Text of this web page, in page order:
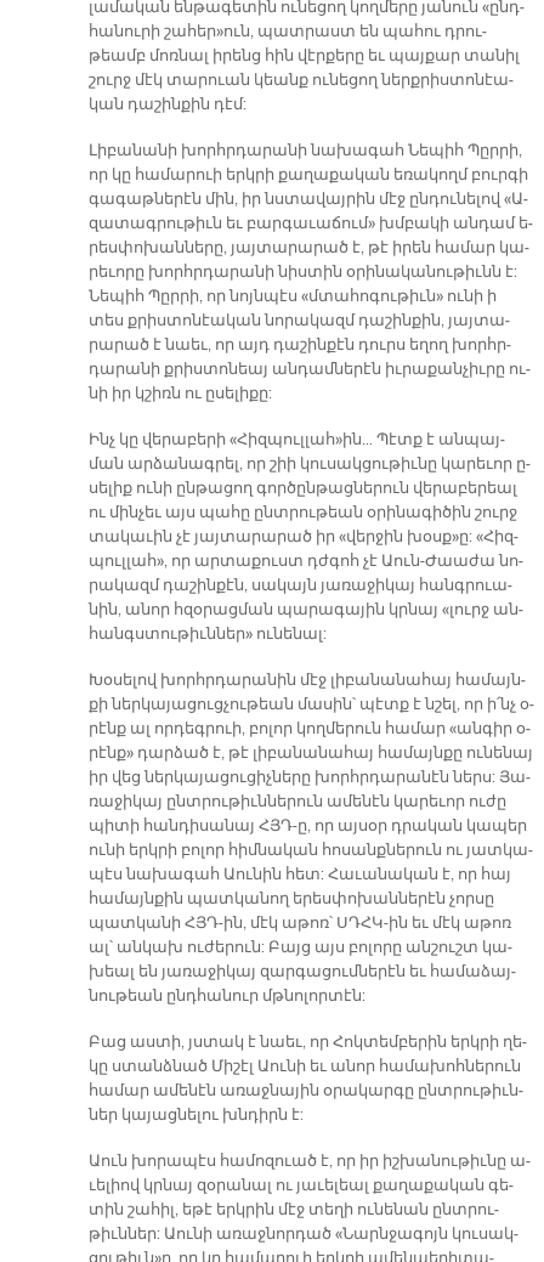
լա­մա­կան են­թա­գե­տին ու­նե­ցող կող­մե­րը յա­նուն «ընդ­
հա­նու­րի շա­հե­ր­»ուն, պատ­րաստ են պա­հու դրու­
թեամբ մոռ­նալ ի­րենց հին վէր­քե­րը եւ պայ­քար տա­նիլ
շուրջ մէկ տա­րուան կեանք ու­նե­ցող ներք­րիս­տո­նէա­
կան դա­շին­քին դէմ:
Լի­բա­նա­նի խորհր­դա­րա­նի նա­խա­գահ Նե­պիհ Պըր­րի,
որ կը հա­մա­րուի երկ­րի քա­ղա­քա­կան ե­ռա­կողմ բուր­գի
գա­գաթ­նե­րէն մին, իր նստա­վայ­րին մէջ ըն­դու­նե­լով «Ա­
զա­տագ­րու­թիւն եւ բար­գա­ւա­ճու­մ» խմբա­կի ան­դամ ե­
րես­փո­խան­նե­րը, յայ­տա­րա­րած է, թէ ի­րեն հա­մար կա­
րե­ւո­րը խորհր­դա­րա­նի նիս­տին օ­րի­նա­կա­նու­թիւնն է:
Նեպիհ Պըր­րի, որ նոյն­պէս «մտա­հո­գու­թիւ­ն» ու­նի ի
տես քրիս­տո­նէա­կան նո­րա­կազմ դա­շին­քին, յայ­տա­
րա­րած է նաեւ, որ այդ դա­շին­քէն դուրս ե­ղող խորհր­
դա­րա­նի քրիս­տո­նեայ ան­դամ­նե­րէն իւ­րա­քան­չիւ­րը ու­
նի իր կշիռն ու ը­սե­լի­քը:
Ինչ կը վե­րա­բե­րի «Հիզ­պուլ­լա­հ­»ին… Պէտք է ան­պայ­
ման ար­ձա­նագ­րել, որ շիի կու­սակ­ցու­թիւ­նը կա­րե­ւոր ը­
սե­լիք ու­նի ըն­թա­ցող գոր­ծըն­թաց­նե­րուն վե­րա­բե­րեալ
ու մին­չեւ այս պա­հը ընտ­րու­թեան օ­րի­նա­գի­ծին շուրջ
տա­կա­ւին չէ յայ­տա­րա­րած իր «վեր­ջին խօս­ք­»ը: «Հիզ­
պուլ­լա­հ», որ ար­տա­քուստ դժգոհ չէ Աուն-Ժաա­ժա նո­
րա­կազմ դա­շին­քէն, սա­կայն յա­ռա­ջի­կայ հանգ­րուա­
նին, ա­նոր հզօ­րաց­ման պա­րա­գա­յին կրնայ «լուրջ ան­
հանգս­տու­թիւն­նե­ր» ու­նե­նալ:
Խօ­սե­լով խորհր­դա­րա­նին մէջ լի­բա­նա­նա­հայ հա­մայն­
քի ներ­կա­յա­ցուց­չու­թեան մա­սին՝ պէտք է նշել, որ ի՛նչ օ­
րէնք ալ որ­դեգ­րուի, բո­լոր կող­մե­րուն հա­մար «ան­գիր օ­
րէն­ք» դար­ձած է, թէ լի­բա­նա­նա­հայ հա­մայն­քը ու­նե­նայ
իր վեց ներ­կա­յա­ցու­ցիչ­նե­րը խորհր­դա­րա­նէն ներս: Յա­
ռա­ջի­կայ ընտ­րու­թիւն­նե­րուն ա­մե­նէն կա­րե­ւոր ու­ժը
պի­տի հան­դի­սա­նայ ՀՅԴ­-ը, որ այ­սօր դրա­կան կա­պեր
ու­նի երկ­րի բո­լոր հիմ­նա­կան հո­սանք­նե­րուն ու յատ­կա­
պէս նա­խա­գահ Աու­նին հետ: Հա­ւա­նա­կան է, որ հայ
հա­մայն­քին պատ­կա­նող ե­րես­փո­խան­նե­րէն չոր­սը
պատ­կա­նի ՀՅԴ­-ին, մէկ ա­թոռ՝ ՍԴՀԿ­-ին եւ մէկ ա­թոռ
ալ՝ ան­կախ ու­ժե­րուն: Բայց այս բո­լո­րը ան­շուշտ կա­
խեալ են յա­ռա­ջի­կայ զար­գա­ցում­նե­րէն եւ հա­մա­ձայ­
նու­թեան ընդ­հա­նուր մթնո­լոր­տէն:
Բաց աս­տի, յստակ է նաեւ, որ Հոկ­տեմ­բե­րին երկ­րի ղե­
կը ստանձ­նած Մի­շէլ Աու­նի եւ ա­նոր հա­մա­խոհ­նե­րուն
հա­մար ա­մե­նէն ա­ռաջ­նա­յին օ­րա­կար­գը ընտ­րու­թիւն­
ներ կա­յաց­նե­լու խնդիրն է:
Աուն խո­րա­պէս հա­մո­զուած է, որ իր իշ­խա­նու­թիւ­նը ա­
ւե­լիով կրնայ զօ­րա­նալ ու յա­ւե­լեալ քա­ղա­քա­կան գե­
տին շա­հիլ, ե­թէ երկ­րին մէջ տե­ղի ու­նե­նան ընտ­րու­
թիւն­ներ: Աու­նի ա­ռաջ­նոր­դած «Նարն­ջա­գոյն կու­սակ­
ցու­թիւ­ն­»ը, որ կը հա­մա­րուի երկ­րի ա­մե­նաե­րի­տա­